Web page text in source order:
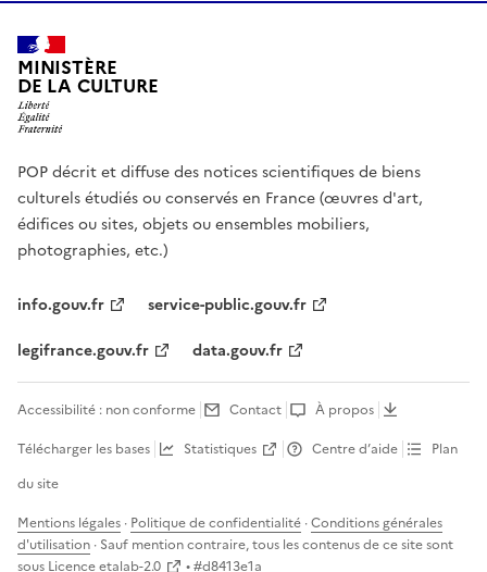
MINISTÈRE
DE LA CULTURE
POP décrit et diffuse des notices scientifiques de biens
culturels étudiés ou conservés en France (œuvres d'art,
édifices ou sites, objets ou ensembles mobiliers,
photographies, etc.)
info.gouv.fr
service-public.gouv.fr
legifrance.gouv.fr
data.gouv.fr
Accessibilité : non conforme Contact
À propos
Télécharger les bases
Statistiques Centre d’aide
Plan
du site
Mentions légales · Politique de confidentialité ·Conditions générales
d'utilisation · Sauf mention contraire, tous les contenus de ce site sont
sous Licence etalab-2.0 • #d8413e1a